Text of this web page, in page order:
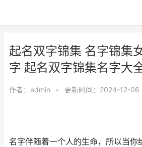
起名双字锦集 名字锦集
字 起名双字锦集名字大
作者： admin • 更新时间：2024-12-06
名字伴随着一个人的生命，所以当你